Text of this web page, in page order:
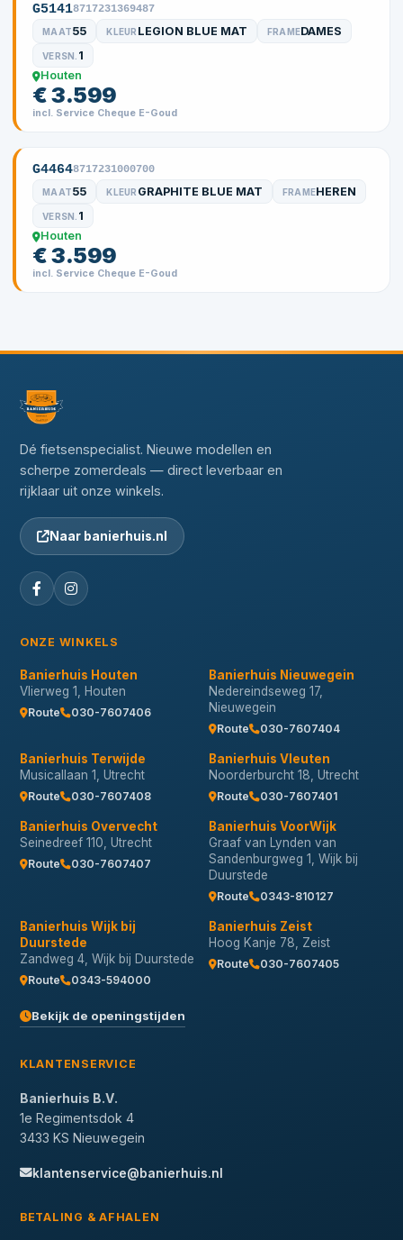
G51418717231369487
MAAT55 KLEUR LEGION BLUE MAT FRAMEDAMES
VERSN. 1
Houten
€ 3.599
incl. Service Cheque E-Goud
G44648717231000700
MAAT55 KLEUR GRAPHITE BLUE MAT FRAMEHEREN
VERSN. 1
Houten
€ 3.599
incl. Service Cheque E-Goud
Dé fietsenspecialist. Nieuwe modellen en
scherpe zomerdeals — direct leverbaar en
rijklaar uit onze winkels.
Naar banierhuis.nl
ONZE WINKELS
Banierhuis Houten
Vlierweg 1, Houten
Route 030-7607406
Banierhuis Nieuwegein
Nedereindseweg 17,
Nieuwegein
Route 030-7607404
Banierhuis Terwijde
Musicallaan 1, Utrecht
Route 030-7607408
Banierhuis Vleuten
Noorderburcht 18, Utrecht
Route 030-7607401
Banierhuis Overvecht
Seinedreef 110, Utrecht
Route 030-7607407
Banierhuis VoorWijk
Graaf van Lynden van
Sandenburgweg 1, Wijk bij
Duurstede
Route 0343-810127
Banierhuis Wijk bij
Duurstede
Zandweg 4, Wijk bij Duurstede
Route 0343-594000
Banierhuis Zeist
Hoog Kanje 78, Zeist
Route 030-7607405
Bekijk de openingstijden
KLANTENSERVICE
Banierhuis B.V.
1e Regimentsdok 4
3433 KS Nieuwegein
klantenservice@banierhuis.nl
BETALING & AFHALEN